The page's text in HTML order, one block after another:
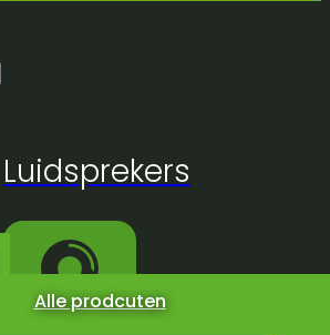
Alle prodcuten
Luidsprekers